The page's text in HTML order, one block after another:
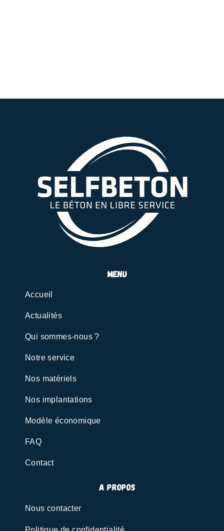
menu
Accueil
Actualités
Qui sommes-nous ?
Notre service
Nos matériels
Nos implantations
Modèle économique
FAQ
Contact
A propos
Nous contacter